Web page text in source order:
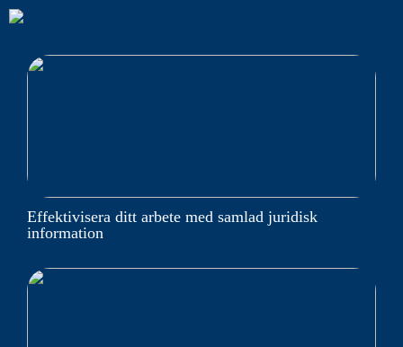
Effektivisera ditt arbete med samlad juridisk
information